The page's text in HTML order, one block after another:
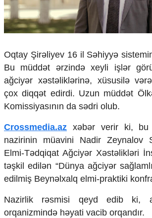
Geosiyasi
İqtisadi
Sosioloji
Multimedia
Foto
Video
İnfoqrafika
Podcast
Humanitar
Elm və təhsil
Mədəniyyət
Diaspor
Yüksəliş hekayəsi
Zəfər Diasporu
Səhiyyə
Oqtay Şirəliyev 16 il Səhiyyə
Bu müddət ərzində xeyli işlər
ağciyər xəstəliklərinə, xüsusilə
çox diqqət edirdi. Uzun müddət
Komissiyasının da sədri olub.
Crossmedia.az xəbər verir ki, bu
nazirinin müavini Nadir Zeynalov
Elmi-Tədqiqat Ağciyər Xəstəlikləri
təşkil edilən “Dünya ağciyər
edilmiş Beynəlxalq elmi-praktiki
Nazirlik rəsmisi qeyd edib ki,
orqanizmində həyati vacib orqandır.